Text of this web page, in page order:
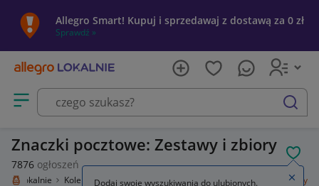
Allegro Smart! Kupuj i sprzedawaj z dostawą za 0 zł
Sprawdź »
Otwórz menu z kategoriami
szukaj
Znaczki pocztowe: Zestawy i zbiory
7876 ogłoszeń
Lokalnie Kolekcje i sztuka Kolekcje Filatelistyka Zestawy i zbiory
Dodaj swoje wyszukiwania do ulubionych.